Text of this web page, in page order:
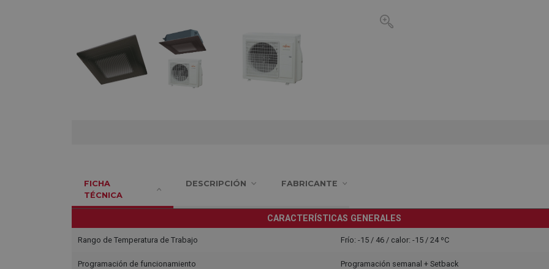
FICHA
TÉCNICA
DESCRIPCIÓN FABRICANTE
CARACTERÍSTICAS GENERALES
Rango de Temperatura de Trabajo Frío: -15 / 46 / calor: -15 / 24 ºC
Programación de funcionamiento Programación semanal + Setback